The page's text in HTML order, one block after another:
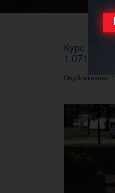
Курс EUR/
1.0710 -
Опубликовано